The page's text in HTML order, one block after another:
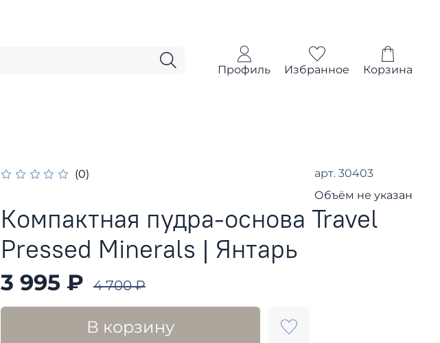
Профиль Избранное Корзина
(0) арт. 30403
Объём не указан
Компактная пудра-основа Travel
Pressed Minerals | Янтарь
3 995 ₽ 4 700 ₽
В корзину